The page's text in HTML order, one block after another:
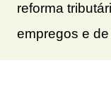
reforma
empregos e